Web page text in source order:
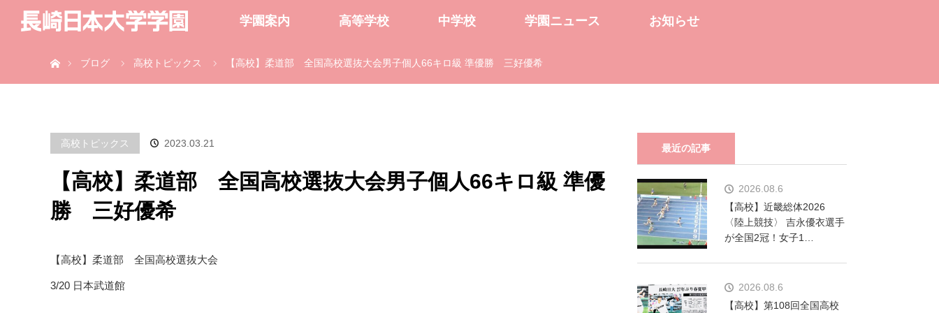
学園案内 高等学校 中学校 学園ニュース お知らせ
ブログ
高校トピックス 【高校】柔道部 全国高校選抜大会男子個人66キロ級 準優勝 三好優希
高校トピックス 2023.03.21
【高校】柔道部 全国高校選抜大会男子個人66キロ級 準優
勝 三好優希
【高校】柔道部 全国高校選抜大会
3/20 日本武道館
最近の記事
2026.08.6
【高校】近畿総体2026
〈陸上競技〉 吉永優衣選手
が全国2冠！女子1…
2026.08.6
【高校】第108回全国高校